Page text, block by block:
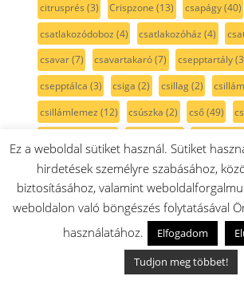
citrusprés (3) Crispzone (13) csapágy(40)
csatlakozódoboz (4) csatlakozóház (4)
csavar(7) csavartakaró(7) csepptartály
csepptálca (3) csiga (2) csillag(2)
csillámlemez (12) csúszka (2) cső(49)
dagasztó(10) dagasztólapát(5)
dekorcsík(3) digitális(1) digitális hőmérő
diódaráló(1) dobborda(3) doboz(31)
dobtömítés (1) drótpolc (9) dugó(1)
egyszintes(7) elektronika(13)
Ez a weboldal sütiket használ. Sütiket
hirdetések személyre szabásához,
biztosításához, valamint
weboldalon való böngészés folytatásával
használatához.
Elfogadom
Tudjon meg többet!